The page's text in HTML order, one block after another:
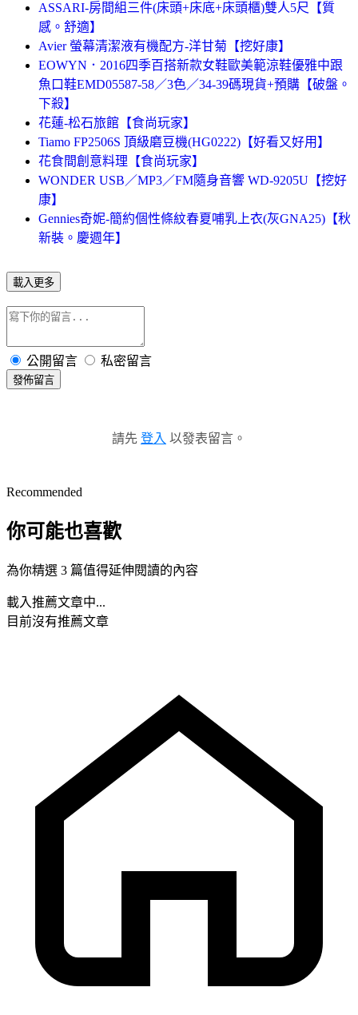
ASSARI-房間組三件(床頭+床底+床頭櫃)雙人5尺【質
感。舒適】
Avier 螢幕清潔液有機配方-洋甘菊【挖好康】
EOWYN．2016四季百搭新款女鞋歐美範涼鞋優雅中跟
魚口鞋EMD05587-58／3色／34-39碼現貨+預購【破盤。
下殺】
花蓮-松石旅館【食尚玩家】
Tiamo FP2506S 頂級磨豆機(HG0222)【好看又好用】
花食間創意料理【食尚玩家】
WONDER USB／MP3／FM隨身音響 WD-9205U【挖好
康】
Gennies奇妮-簡約個性條紋春夏哺乳上衣(灰GNA25)【秋
新裝。慶週年】
載入更多
公開留言 私密留言
發佈留言
請先 登入 以發表留言。
Recommended
你可能也喜歡
為你精選 3 篇值得延伸閱讀的內容
載入推薦文章中...
目前沒有推薦文章